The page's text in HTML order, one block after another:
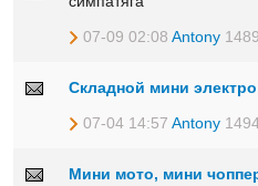
07-09 02:08 Antony
Складной мини электро
07-04 14:57 Antony
Мини мото, мини